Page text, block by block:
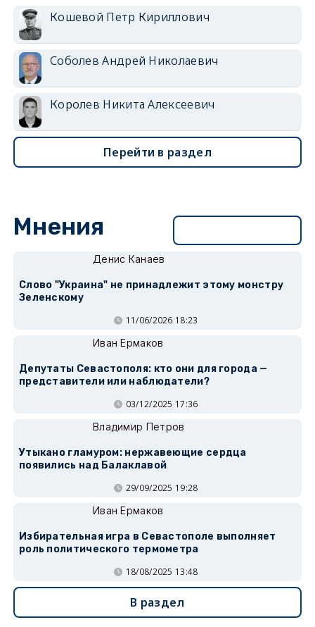
Кошевой Петр Кириллович
Соболев Андрей Николаевич
Королев Никита Алексеевич
Перейти в раздел
Мнения
Денис Канаев
Слово "Украина" не принадлежит этому монстру
Зеленскому
11/06/2026 18:23
Иван Ермаков
Депутаты Севастополя: кто они для города —
представители или наблюдатели?
03/12/2025 17:36
Владимир Петров
Утыкано гламуром: нержавеющие сердца
появились над Балаклавой
29/09/2025 19:28
Иван Ермаков
Избирательная игра в Севастополе выполняет
роль политического термометра
18/08/2025 13:48
В раздел